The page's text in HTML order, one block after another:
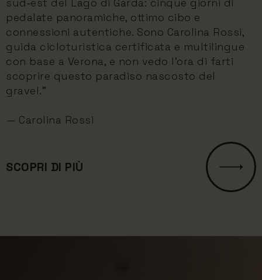
pedalate panoramiche, ottimo cibo e
connessioni autentiche. Sono Carolina Rossi,
guida cicloturistica certificata e multilingue
con base a Verona, e non vedo l’ora di farti
scoprire questo paradiso nascosto del
gravel.”
— Carolina Rossi
SCOPRI DI PIÙ